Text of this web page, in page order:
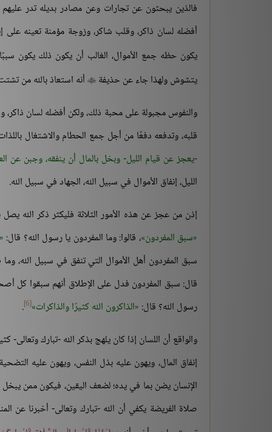
فالذين يبحثون عن تجارات وعن مصادر بديله تدر عليهم
أفضله لسان ذاكر، وقلب شاكر، وزوجة مؤمنة تعينه على
يكون حظه جمع الأموال، الغالب أن يكون ذلك يكون
يتشوش ولهذا جاء عن حذيفة  أنه استعاذ بالله من
والنفوس مجبولة على محبة ذلك، ولكن أفضله لسان ذاكر،
قلبه، وتدفعه دفعًا من أجل جمع الحطام والاشتغال
-يعجز عن قيام الليل- وبخل بالمال أن ينفقه، وجبن عن
الليل، إنفاق الأموال في سبيل الله، الجهاد في سبيل الله.
إذن من عجز عن هذه الأمور الثلاثة فليكثر ذكر الله
سبق المفردون ، قالوا: وما المفردون يا رسول الله؟ قال:
سبق المفردون أهل الأموال التي تنفق في سبيل الله،
قال: سبق المفردون فدل على الإطلاق أنهم سبقوا كل
رسول الله؟ قال: الذاكرون الله كثيرًا والذاكرات [6]
.
والواقع أن اللسان إذا كان يلهج بذكر الله -تبارك
إنفاق المال، ويهون عليه بذل النفس، ويهون عليه
الإنسان يضن بما في يده؛ لضعف اليقين، فيكون ممن يبخل
صلاة الفريضة يكفي أن الله -تبارك وتعالى- أخبرنا عن